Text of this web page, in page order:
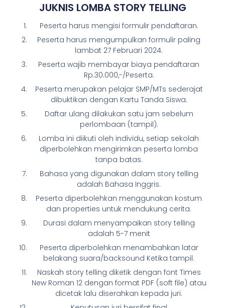
JUKNIS LOMBA STORY TELLING
Peserta harus mengisi formulir pendaftaran.
Peserta harus mengumpulkan formulir paling
lambat 27 Februari 2024.
Peserta wajib membayar biaya pendaftaran
Rp.30.000,-/Peserta.
Peserta merupakan pelajar SMP/MTs sederajat
dibuktikan dengan Kartu Tanda Siswa.
Daftar ulang dilakukan satu jam sebelum
perlombaan (tampil).
Lomba ini diikuti oleh individu, setiap sekolah
diperbolehkan mengirimkan peserta lomba
tanpa batas.
Bahasa yang digunakan dalam story telling
adalah Bahasa Inggris.
Peserta diperbolehkan menggunakan kostum
dan properties untuk mendukung cerita.
Durasi dalam menyampaikan story telling
adalah 5-7 menit
Peserta diperbolehkan menambahkan latar
belakang suara/backsound Ketika tampil.
Naskah story telling diketik dengan font Times
New Roman 12 dengan format PDF (soft file) atau
dicetak lalu diserahkan kepada juri.